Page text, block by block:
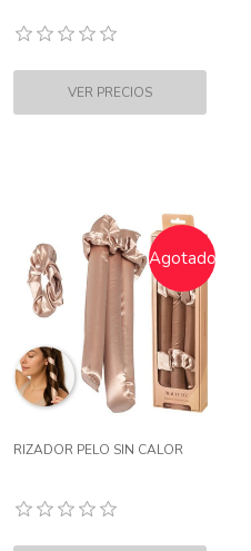
Agotado
RIZADOR PELO SIN CALOR